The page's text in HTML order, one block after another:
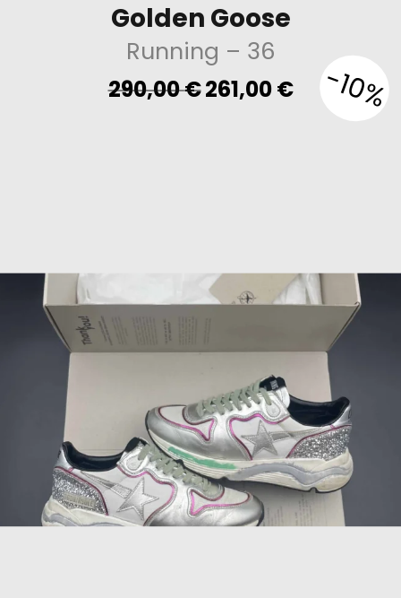
Golden Goose
Running – 36
290,00€ Original
price
261,00€Current-10%